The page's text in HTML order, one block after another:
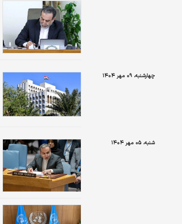
چهارشنبه، ۰۹ مهر ۱۴۰۴
شنبه، ۰۵ مهر ۱۴۰۴